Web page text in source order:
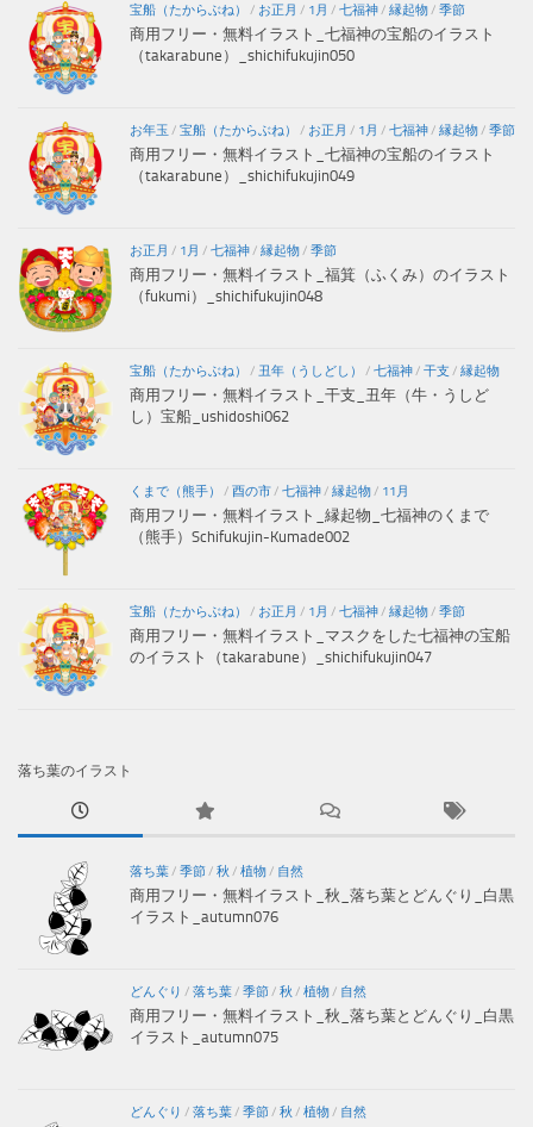
宝船（たからぶね） / お正月 / 1月 / 七福神/ 縁起物/ 季節
商用フリー・無料イラスト_七福神の宝船のイラスト
（takarabune）_shichifukujin050
お年玉 / 宝船（たからぶね） / お正月 / 1月 / 七福神/ 縁起物/ 季節
商用フリー・無料イラスト_七福神の宝船のイラスト
（takarabune）_shichifukujin049
お正月 / 1月 / 七福神/ 縁起物/ 季節
商用フリー・無料イラスト_福箕（ふくみ）のイラスト
（fukumi）_shichifukujin048
宝船（たからぶね） / 丑年（うしどし） / 七福神/ 干支 / 縁起物
商用フリー・無料イラスト_干支_丑年（牛・うしど
し）宝船_ushidoshi062
くまで（熊手） / 酉の市/ 七福神/ 縁起物/ 11月
商用フリー・無料イラスト_縁起物_七福神のくまで
（熊手）Schifukujin-Kumade002
宝船（たからぶね） / お正月 / 1月 / 七福神/ 縁起物/ 季節
商用フリー・無料イラスト_マスクをした七福神の宝船
のイラスト（takarabune）_shichifukujin047
落ち葉のイラスト
落ち葉/ 季節/ 秋 / 植物/ 自然
商用フリー・無料イラスト_秋_落ち葉とどんぐり_白黒
イラスト_autumn076
どんぐり / 落ち葉/ 季節/ 秋 / 植物/ 自然
商用フリー・無料イラスト_秋_落ち葉とどんぐり_白黒
イラスト_autumn075
どんぐり / 落ち葉/ 季節/ 秋 / 植物/ 自然